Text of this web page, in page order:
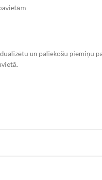
un paliekošu piemiņu